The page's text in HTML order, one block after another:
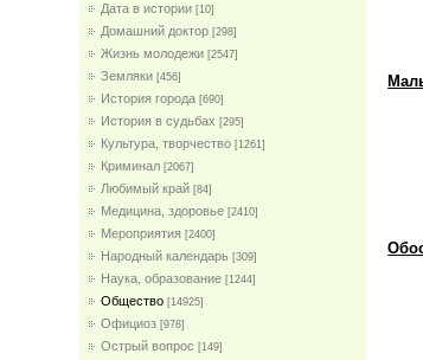
Дата в истории [10]
Домашний доктор [298]
Жизнь молодежи [2547]
Земляки [456]
История города [690]
История в судьбах [295]
Культура, творчество [1261]
Криминал [2067]
Любимый край [84]
Медицина, здоровье [2410]
Мероприятия [2400]
Народный календарь [309]
Наука, образование [1244]
Общество [14925]
Официоз [978]
Острый вопрос [149]